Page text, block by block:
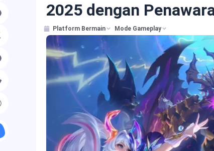
2025 dengan
Platform Bermain Mode Gameplay